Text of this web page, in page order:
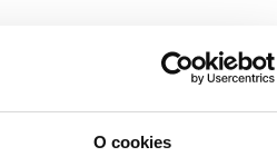
O cookies